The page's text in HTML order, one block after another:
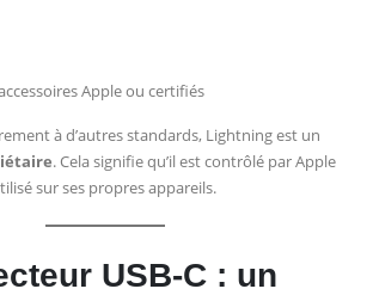
Apple ou certifiés
à d’autres standards, Lightning est un
. Cela signifie qu’il est contrôlé par Apple
sur ses propres appareils.
USB-C : un